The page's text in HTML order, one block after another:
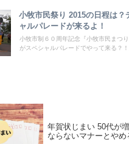
小牧市民祭り 2015の日程は？
ャルパレードが来るよ！
小牧市制６０周年記念『小牧市民まつ
がスペシャルパレードでやって来る？
年賀状じまい 50代が
ならないマナーとやめ